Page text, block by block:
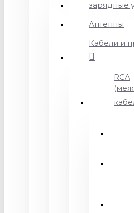
зарядные
Антенны
Кабели и
RCA